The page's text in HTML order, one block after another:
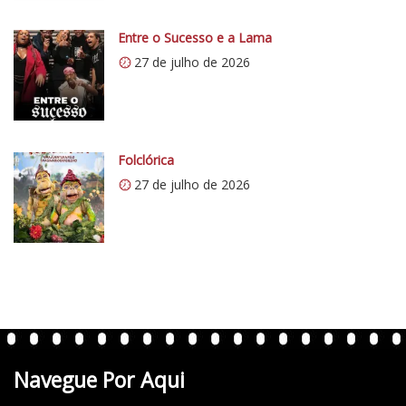
0
.
w
p
.
o
m
/
v
e
n
e
Entre o Sucesso e a Lama
27 de julho de 2026
Folclórica
27 de julho de 2026
Navegue Por Aqui